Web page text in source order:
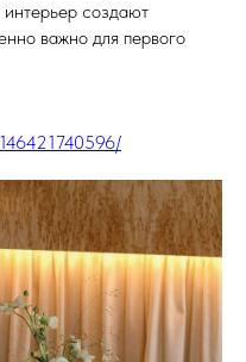
создают
важно для первого